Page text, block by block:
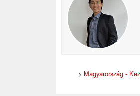
> Magyarország -